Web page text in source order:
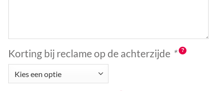
Korting bij reclame op de achterzijde *